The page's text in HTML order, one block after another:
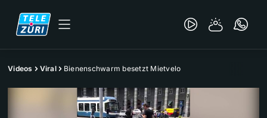
Videos Viral Bienenschwarm besetzt Mietvelo